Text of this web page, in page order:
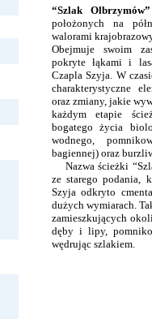
“Szlak Olbrzymów”
położonych na
walorami
Obejmuje swoim
pokryte łąkami i
Czapla Szyja. W
charakterystyczne
oraz zmiany, jakie
każdym etapie
bogatego życia
wodnego,
bagiennej) oraz
Nazwa ścieżki
ze starego podania,
Szyja odkryto
dużych wymiarach.
zamieszkujących
dęby i lipy,
wędrując szlakiem.